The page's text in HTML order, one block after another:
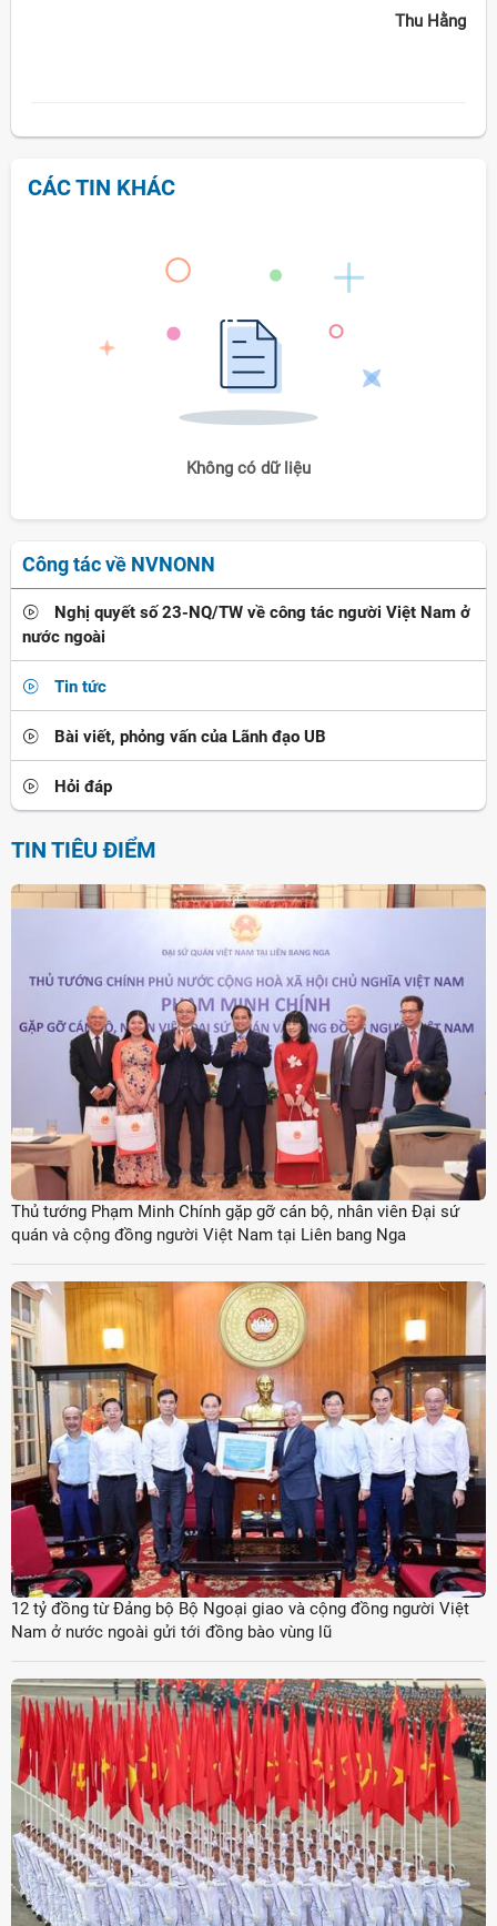
Thu Hằng
CÁC TIN KHÁC
Không có dữ liệu
Công tác về NVNONN
Nghị quyết số 23-NQ/TW về công tác người Việt Nam ở
nước ngoài
Tin tức
Bài viết, phỏng vấn của Lãnh đạo UB
Hỏi đáp
TIN TIÊU ĐIỂM
Thủ tướng Phạm Minh Chính gặp gỡ cán bộ, nhân viên Đại sứ
quán và cộng đồng người Việt Nam tại Liên bang Nga
12 tỷ đồng từ Đảng bộ Bộ Ngoại giao và cộng đồng người Việt
Nam ở nước ngoài gửi tới đồng bào vùng lũ